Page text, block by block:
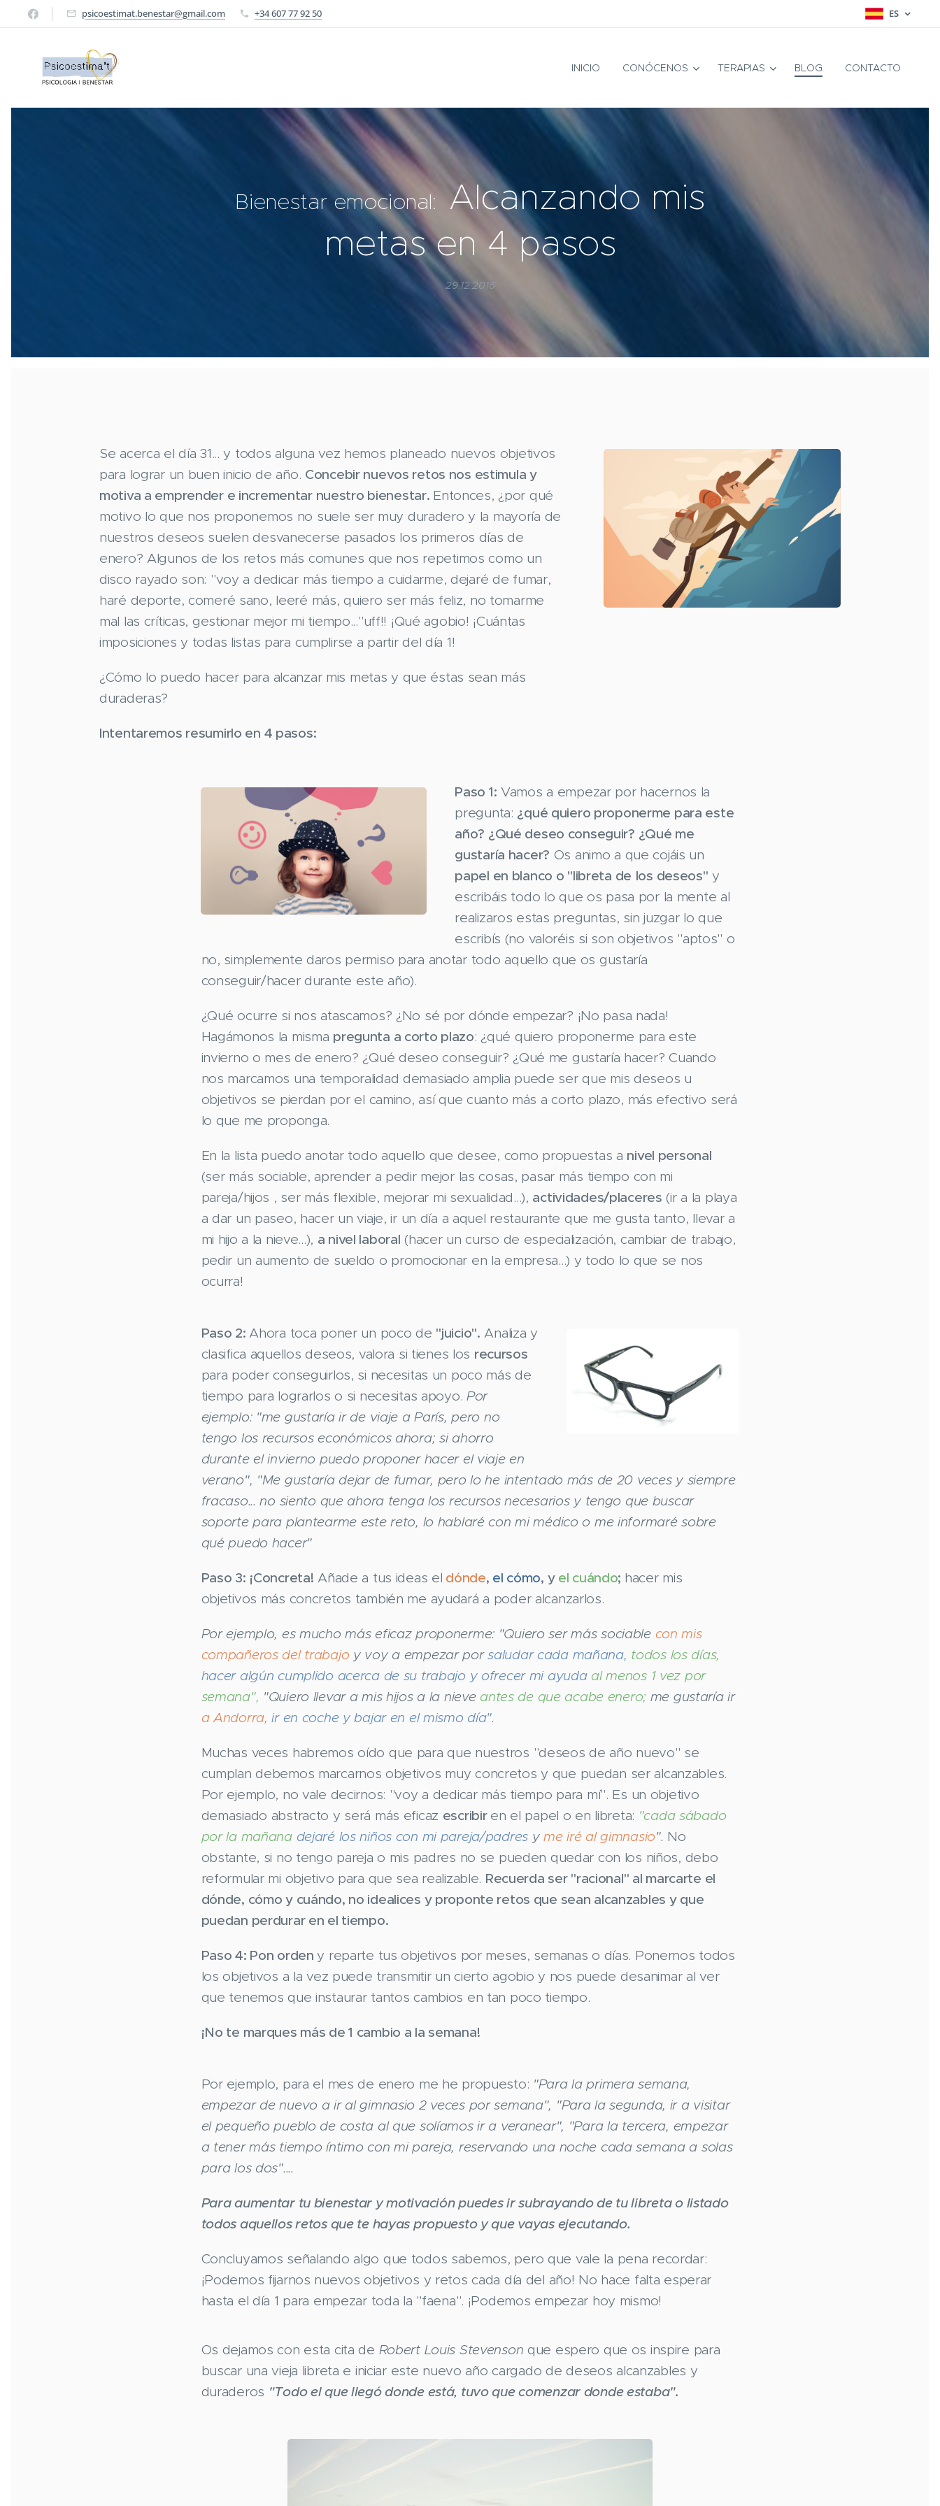
psicoestimat.benestar@gmail.com +34 607 77 92 50 ES
INICIO CONÓCENOS TERAPIAS BLOG CONTACTO
Bienestar emocional: Alcanzando mis
metas en 4 pasos
29.12.2016
Se acerca el día 31... y todos alguna vez hemos planeado nuevos objetivos
para lograr un buen inicio de año. Concebir nuevos retos nos estimula y
motiva a emprender e incrementar nuestro bienestar. Entonces, ¿por qué
motivo lo que nos proponemos no suele ser muy duradero y la mayoría de
nuestros deseos suelen desvanecerse pasados los primeros días de
enero? Algunos de los retos más comunes que nos repetimos como un
disco rayado son: "voy a dedicar más tiempo a cuidarme, dejaré de fumar,
haré deporte, comeré sano, leeré más, quiero ser más feliz, no tomarme
mal las críticas, gestionar mejor mi tiempo..."uff!! ¡Qué agobio! ¡Cuántas
imposiciones y todas listas para cumplirse a partir del día 1!
¿Cómo lo puedo hacer para alcanzar mis metas y que éstas sean más
duraderas?
Intentaremos resumirlo en 4 pasos:
Paso 1: Vamos a empezar por hacernos la
pregunta: ¿qué quiero proponerme para este
año? ¿Qué deseo conseguir? ¿Qué me
gustaría hacer? Os animo a que cojáis un
papel en blanco o "libreta de los deseos" y
escribáis todo lo que os pasa por la mente al
realizaros estas preguntas, sin juzgar lo que
escribís (no valoréis si son objetivos "aptos" o
no, simplemente daros permiso para anotar todo aquello que os gustaría
conseguir/hacer durante este año).
¿Qué ocurre si nos atascamos? ¿No sé por dónde empezar? ¡No pasa nada!
Hagámonos la misma pregunta a corto plazo: ¿qué quiero proponerme para este
invierno o mes de enero? ¿Qué deseo conseguir? ¿Qué me gustaría hacer? Cuando
nos marcamos una temporalidad demasiado amplia puede ser que mis deseos u
objetivos se pierdan por el camino, así que cuanto más a corto plazo, más efectivo será
lo que me proponga.
En la lista puedo anotar todo aquello que desee, como propuestas a nivel personal
(ser más sociable, aprender a pedir mejor las cosas, pasar más tiempo con mi
pareja/hijos , ser más flexible, mejorar mi sexualidad...), actividades/placeres (ir a la playa
a dar un paseo, hacer un viaje, ir un día a aquel restaurante que me gusta tanto, llevar a
mi hijo a la nieve...), a nivel laboral (hacer un curso de especialización, cambiar de trabajo,
pedir un aumento de sueldo o promocionar en la empresa...) y todo lo que se nos
ocurra!
Paso 2:Ahora toca poner un poco de "juicio". Analiza y
clasifica aquellos deseos, valora si tienes los recursos
para poder conseguirlos, si necesitas un poco más de
tiempo para lograrlos o si necesitas apoyo. Por
ejemplo: "me gustaría ir de viaje a París, pero no
tengo los recursos económicos ahora; si ahorro
durante el invierno puedo proponer hacer el viaje en
verano", "Me gustaría dejar de fumar, pero lo he intentado más de 20 veces y siempre
fracaso... no siento que ahora tenga los recursos necesarios y tengo que buscar
soporte para plantearme este reto, lo hablaré con mi médico o me informaré sobre
qué puedo hacer"
Paso 3: ¡Concreta! Añade a tus ideas el dónde, el cómo, y el cuándo; hacer mis
objetivos más concretos también me ayudará a poder alcanzarlos.
Por ejemplo, es mucho más eficaz proponerme: "Quiero ser más sociable con mis
compañeros del trabajo y voy a empezar por saludar cada mañana, todos los días,
hacer algún cumplido acerca de su trabajo y ofrecer mi ayuda al menos 1 vez por
semana", "Quiero llevar a mis hijos a la nieve antes de que acabe enero; me gustaría ir
a Andorra, ir en coche y bajar en el mismo día".
Muchas veces habremos oído que para que nuestros "deseos de año nuevo" se
cumplan debemos marcarnos objetivos muy concretos y que puedan ser alcanzables.
Por ejemplo, no vale decirnos: "voy a dedicar más tiempo para mí". Es un objetivo
demasiado abstracto y será más eficaz escribir en el papel o en libreta: "cada sábado
por la mañana dejaré los niños con mi pareja/padresyme iré al gimnasio". No
obstante, si no tengo pareja o mis padres no se pueden quedar con los niños, debo
reformular mi objetivo para que sea realizable. Recuerda ser "racional" al marcarte el
dónde, cómo y cuándo, no idealices y proponte retos que sean alcanzables y que
puedan perdurar en el tiempo.
Paso 4: Pon ordeny reparte tus objetivos por meses, semanas o días. Ponernos todos
los objetivos a la vez puede transmitir un cierto agobio y nos puede desanimar al ver
que tenemos que instaurar tantos cambios en tan poco tiempo.
¡No te marques más de 1 cambio a la semana!
Por ejemplo, para el mes de enero me he propuesto: "Para la primera semana,
empezar de nuevo a ir al gimnasio 2 veces por semana", "Para la segunda, ir a visitar
el pequeño pueblo de costa al que solíamos ir a veranear", "Para la tercera, empezar
a tener más tiempo íntimo con mi pareja, reservando una noche cada semana a solas
para los dos"....
Para aumentar tu bienestar y motivación puedes ir subrayando de tu libreta o listado
todos aquellos retos que te hayas propuesto y que vayas ejecutando.
Concluyamos señalando algo que todos sabemos, pero que vale la pena recordar:
¡Podemos fijarnos nuevos objetivos y retos cada día del año! No hace falta esperar
hasta el día 1 para empezar toda la "faena". ¡Podemos empezar hoy mismo!
Os dejamos con esta cita de Robert Louis Stevenson que espero que os inspire para
buscar una vieja libreta e iniciar este nuevo año cargado de deseos alcanzables y
duraderos "Todo el que llegó donde está, tuvo que comenzar donde estaba".